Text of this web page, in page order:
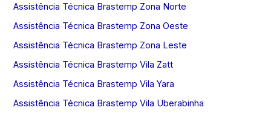
Assistência Técnica Brastemp Zona Norte
Assistência Técnica Brastemp Zona Oeste
Assistência Técnica Brastemp Zona Leste
Assistência Técnica Brastemp Vila Zatt
Assistência Técnica Brastemp Vila Yara
Assistência Técnica Brastemp Vila Uberabinha